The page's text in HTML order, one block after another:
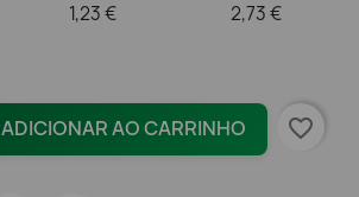
1,23 € 2,73 €
ADICIONAR AO CARRINHO favorite_border